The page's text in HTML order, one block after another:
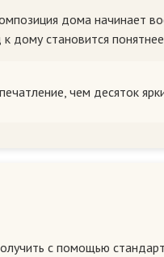
дома начинает
дому становится понятнее
чем десяток
с помощью